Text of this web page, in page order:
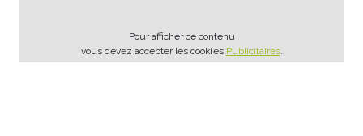
Pour afficher ce contenu
vous devez accepter les cookies Publicitaires.